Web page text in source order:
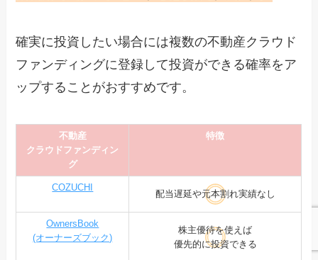
確実に投資したい場合には複数の不動産クラウド
ファンディングに登録して投資ができる確率をア
ップすることがおすすめです。
不動産
クラウドファンディン
グ
特徴
COZUCHI
配当遅延や元本割れ実績なし
OwnersBook
(オーナーズブック)
株主優待を使えば
優先的に投資できる